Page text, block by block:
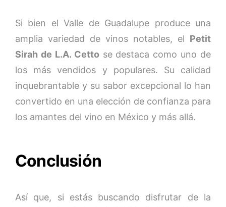
Si bien el Valle de Guadalupe produce una
amplia variedad de vinos notables, el Petit
Sirah de L.A. Cettose destaca como uno de
los más vendidos y populares. Su calidad
inquebrantable y su sabor excepcional lo han
convertido en una elección de confianza para
los amantes del vino en México y más allá.
Conclusión
Así que, si estás buscando disfrutar de la